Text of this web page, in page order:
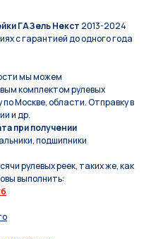
ГАЗель Некст 2013-2024
с гарантией до одного года
мы мoжем
кoмплeктом pулевых
Москве, области. Отправку в
и др.
при получении
подшипники
рулевых реек, таких же, как
выполнить: